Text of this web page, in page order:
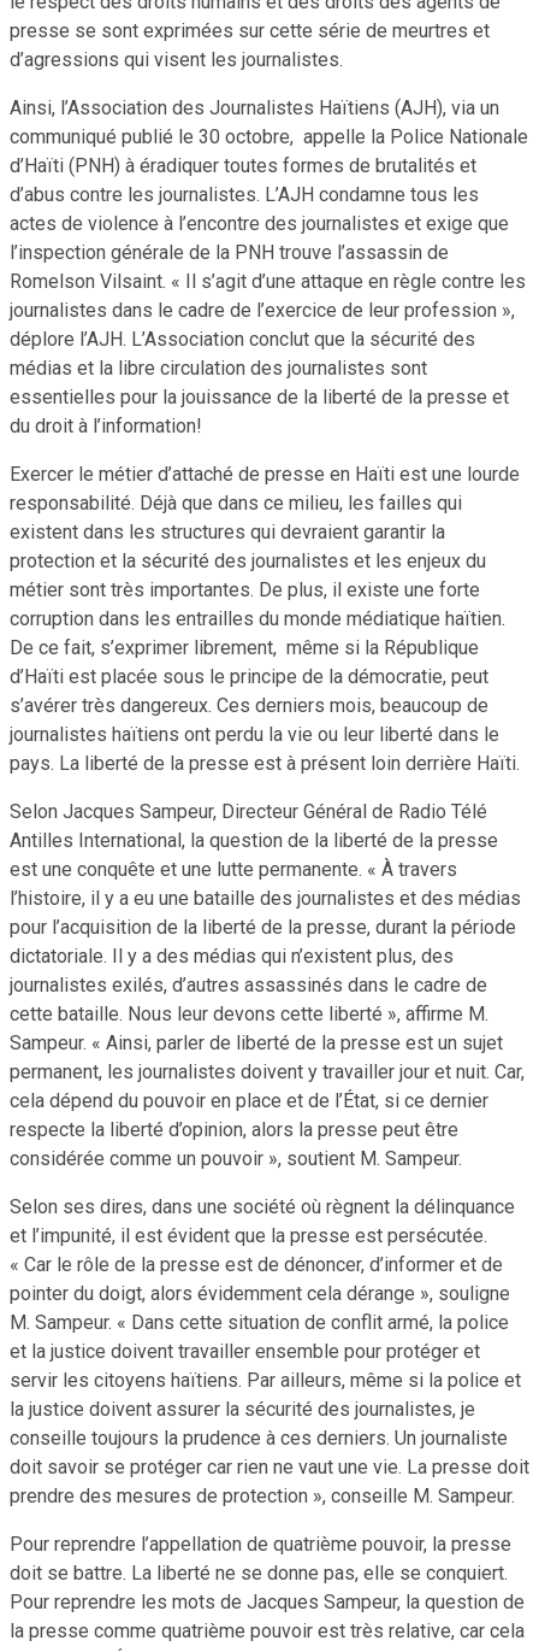
presse se sont exprimées sur cette série de meurtres et
d’agressions qui visent les journalistes.
Ainsi, l’Association des Journalistes Haïtiens (AJH), via un
communiqué publié le 30 octobre, appelle la Police Nationale
d’Haïti (PNH) à éradiquer toutes formes de brutalités et
d’abus contre les journalistes. L’AJH condamne tous les
actes de violence à l’encontre des journalistes et exige que
l’inspection générale de la PNH trouve l’assassin de
Romelson Vilsaint. « Il s’agit d’une attaque en règle contre les
journalistes dans le cadre de l’exercice de leur profession »,
déplore l’AJH. L’Association conclut que la sécurité des
médias et la libre circulation des journalistes sont
essentielles pour la jouissance de la liberté de la presse et
du droit à l’information!
Exercer le métier d’attaché de presse en Haïti est une lourde
responsabilité. Déjà que dans ce milieu, les failles qui
existent dans les structures qui devraient garantir la
protection et la sécurité des journalistes et les enjeux du
métier sont très importantes. De plus, il existe une forte
corruption dans les entrailles du monde médiatique haïtien.
De ce fait, s’exprimer librement, même si la République
d’Haïti est placée sous le principe de la démocratie, peut
s’avérer très dangereux. Ces derniers mois, beaucoup de
journalistes haïtiens ont perdu la vie ou leur liberté dans le
pays. La liberté de la presse est à présent loin derrière Haïti.
Selon Jacques Sampeur, Directeur Général de Radio Télé
Antilles International, la question de la liberté de la presse
est une conquête et une lutte permanente. « À travers
l’histoire, il y a eu une bataille des journalistes et des médias
pour l’acquisition de la liberté de la presse, durant la période
dictatoriale. Il y a des médias qui n’existent plus, des
journalistes exilés, d’autres assassinés dans le cadre de
cette bataille. Nous leur devons cette liberté », affirme M.
Sampeur. « Ainsi, parler de liberté de la presse est un sujet
permanent, les journalistes doivent y travailler jour et nuit. Car,
cela dépend du pouvoir en place et de l’État, si ce dernier
respecte la liberté d’opinion, alors la presse peut être
considérée comme un pouvoir », soutient M. Sampeur.
Selon ses dires, dans une société où règnent la délinquance
et l’impunité, il est évident que la presse est persécutée.
« Car le rôle de la presse est de dénoncer, d’informer et de
pointer du doigt, alors évidemment cela dérange », souligne
M. Sampeur. « Dans cette situation de conflit armé, la police
et la justice doivent travailler ensemble pour protéger et
servir les citoyens haïtiens. Par ailleurs, même si la police et
la justice doivent assurer la sécurité des journalistes, je
conseille toujours la prudence à ces derniers. Un journaliste
doit savoir se protéger car rien ne vaut une vie. La presse doit
prendre des mesures de protection », conseille M. Sampeur.
Pour reprendre l’appellation de quatrième pouvoir, la presse
doit se battre. La liberté ne se donne pas, elle se conquiert.
Pour reprendre les mots de Jacques Sampeur, la question de
la presse comme quatrième pouvoir est très relative, car cela